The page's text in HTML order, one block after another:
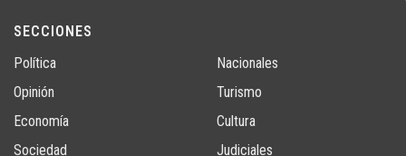
SECCIONES
Política
Opinión
Economía
Sociedad
Nacionales
Turismo
Cultura
Judiciales